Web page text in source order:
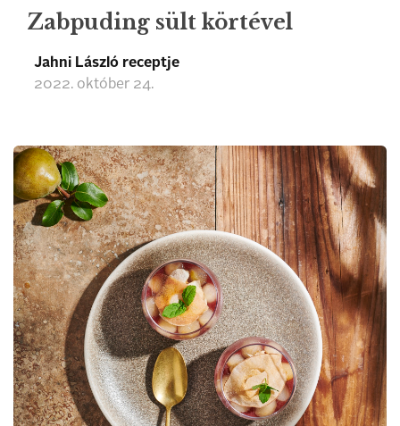
Zabpuding sült körtével
Jahni László receptje
2022. október 24.